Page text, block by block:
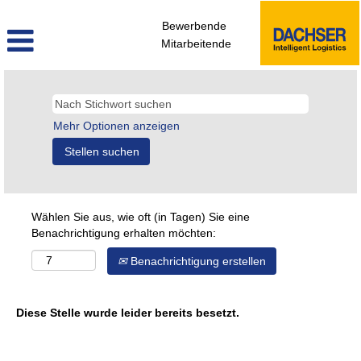
Bewerbende
Mitarbeitende
Mehr Optionen anzeigen
Wählen Sie aus, wie oft (in Tagen) Sie eine
Benachrichtigung erhalten möchten:
Benachrichtigung erstellen
Diese Stelle wurde leider bereits besetzt.